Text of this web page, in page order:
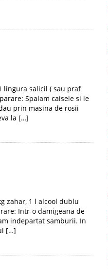
lingura salicil ( sau praf
Spalam caisele si le
prin masina de rosii
la […]
zahar, 1 l alcool dublu
Intr-o damigeana de
indepartat samburii. In
[…]